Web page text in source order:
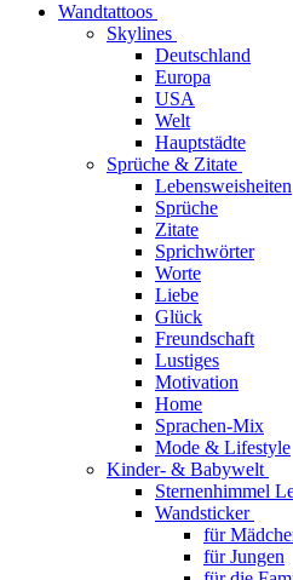
Wandtattoos
Skylines
Deutschland
Europa
USA
Welt
Hauptstädte
Sprüche & Zitate
Lebensweisheiten
Sprüche
Zitate
Sprichwörter
Worte
Liebe
Glück
Freundschaft
Lustiges
Motivation
Home
Sprachen-Mix
Mode & Lifestyle
Kinder- & Babywelt
Sternenhimmel
Wandsticker
für
für Jungen